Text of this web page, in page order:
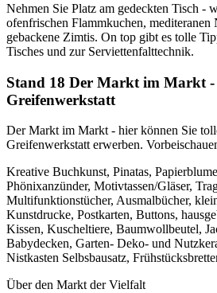
Nehmen Sie Platz am gedeckten Tisch -
ofenfrischen Flammkuchen, mediteranen
gebackene Zimtis. On top gibt es tolle
Tisches und zur Serviettenfalttechnik.
Stand 18 Der Markt im Markt
Greifenwerkstatt
Der Markt im Markt - hier können Sie
Greifenwerkstatt erwerben.
Kreative Buchkunst, Pinatas,
Phönixanzünder, Motivtassen/Gläser,
Multifunktionstücher, Ausmalbücher,
Kunstdrucke, Postkarten, Buttons,
Kissen, Kuscheltiere, Baumwollbeutel,
Babydecken, Garten- Deko- und
Nistkasten Selbsbausatz,
Über den Markt der Vielfalt